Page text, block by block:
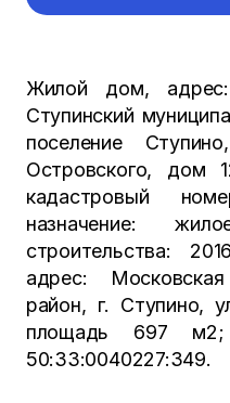
Жилой дом, адрес:
Ступинский
поселение
Островского, дом
кадастровый
назначение:
строительства:
адрес:
район, г. Ступино,
площадь 697 м2;
50:33:0040227:349.